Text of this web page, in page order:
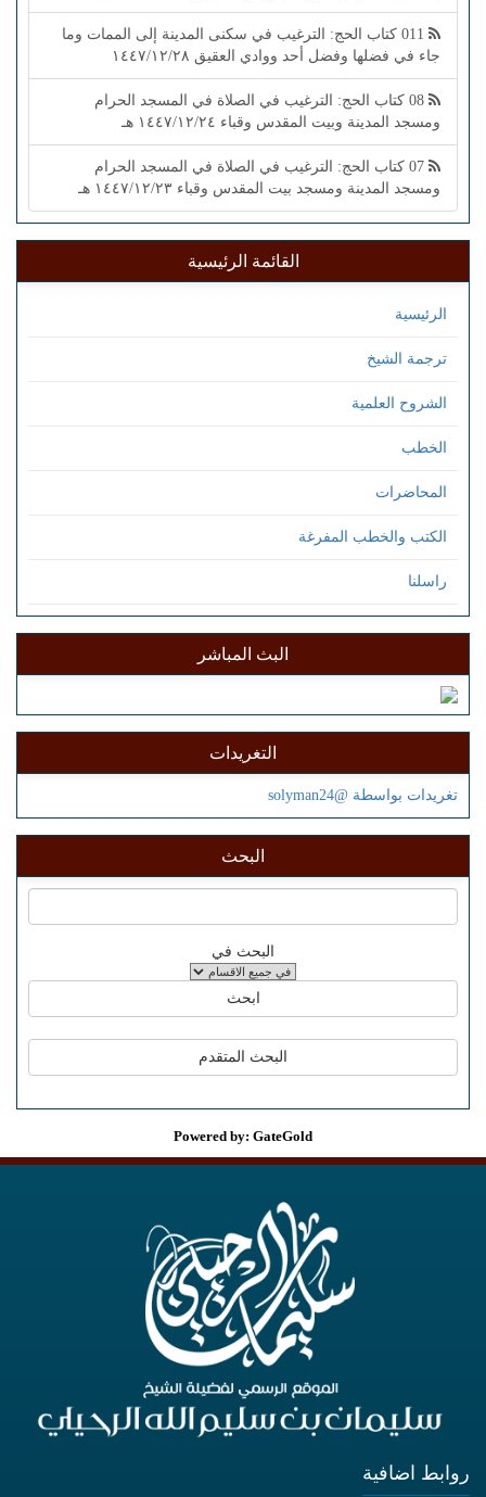
011 كتاب الحج: الترغيب في سكنى المدينة إلى الممات وما
جاء في فضلها وفضل أحد ووادي العقيق ١٤٤٧/١٢/٢٨
08 كتاب الحج: الترغيب في الصلاة في المسجد الحرام
ومسجد المدينة وبيت المقدس وقباء ١٤٤٧/١٢/٢٤ هـ
07 كتاب الحج: الترغيب في الصلاة في المسجد الحرام
ومسجد المدينة ومسجد بيت المقدس وقباء ١٤٤٧/١٢/٢٣ هـ
القائمة الرئيسية
الرئيسية
ترجمة الشيخ
الشروح العلمية
الخطب
المحاضرات
الكتب والخطب المفرغة
راسلنا
البث المباشر
التغريدات
تغريدات بواسطة @solyman24
البحث
البحث في
Powered by: GateGold
روابط اضافية